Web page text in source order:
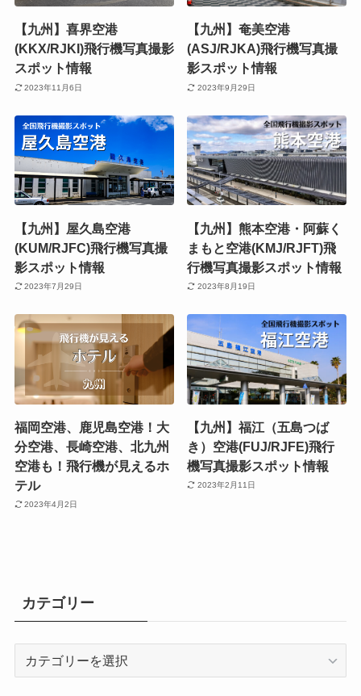
【九州】喜界空港
(KKX/RJKI)飛行機写真撮影
スポット情報
2023年11月6日
【九州】奄美空港
(ASJ/RJKA)飛行機写真撮
影スポット情報
2023年9月29日
【九州】屋久島空港
(KUM/RJFC)飛行機写真撮
影スポット情報
2023年7月29日
【九州】熊本空港・阿蘇く
まもと空港(KMJ/RJFT)飛
行機写真撮影スポット情報
2023年8月19日
福岡空港、鹿児島空港！大
分空港、長崎空港、北九州
空港も！飛行機が見えるホ
テル
2023年4月2日
【九州】福江（五島つば
き）空港(FUJ/RJFE)飛行
機写真撮影スポット情報
2023年2月11日
カテゴリー